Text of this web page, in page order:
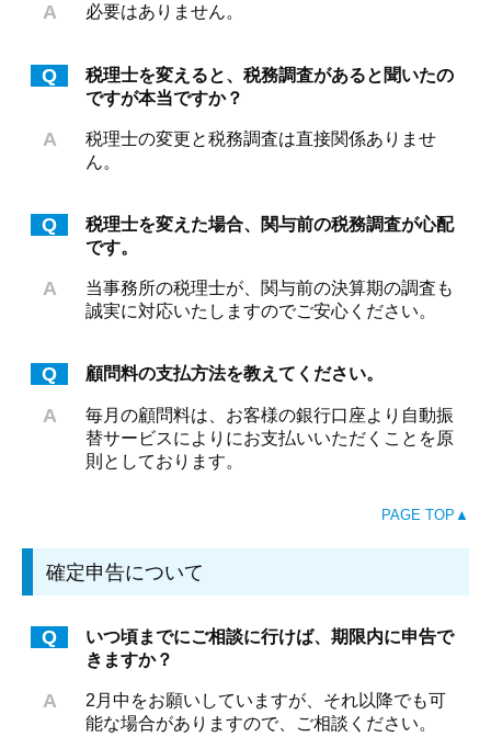
A 必要はありません。
Q
税理士を変えると、税務調査があると聞いたの
ですが本当ですか？
A
税理士の変更と税務調査は直接関係ありませ
ん。
Q
税理士を変えた場合、関与前の税務調査が心配
です。
A
当事務所の税理士が、関与前の決算期の調査も
誠実に対応いたしますのでご安心ください。
Q 顧問料の支払方法を教えてください。
A
毎月の顧問料は、お客様の銀行口座より自動振
替サービスによりにお支払いいただくことを原
則としております。
PAGE TOP▲
確定申告について
Q
いつ頃までにご相談に行けば、期限内に申告で
きますか？
A
2月中をお願いしていますが、それ以降でも可
能な場合がありますので、ご相談ください。